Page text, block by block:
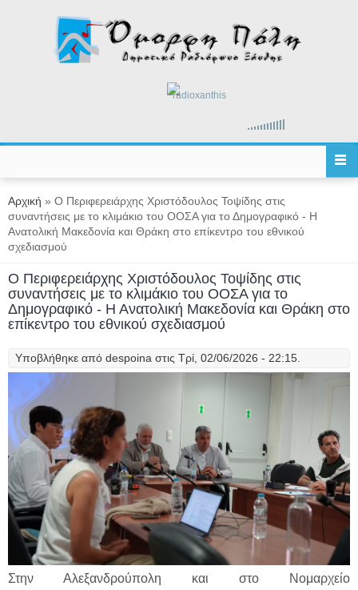
radioxanthis
Είστε εδώ
Αρχική » Ο Περιφερειάρχης Χριστόδουλος Τοψίδης στις
συναντήσεις με το κλιμάκιο του ΟΟΣΑ για το Δημογραφικό - Η
Ανατολική Μακεδονία και Θράκη στο επίκεντρο του εθνικού
σχεδιασμού
Ο Περιφερειάρχης Χριστόδουλος Τοψίδης στις
συναντήσεις με το κλιμάκιο του ΟΟΣΑ για το
Δημογραφικό - Η Ανατολική Μακεδονία και Θράκη στο
επίκεντρο του εθνικού σχεδιασμού
Υποβλήθηκε από despoina στις Τρί, 02/06/2026 - 22:15.
Στην Αλεξανδρούπολη και στο Νομαρχείο